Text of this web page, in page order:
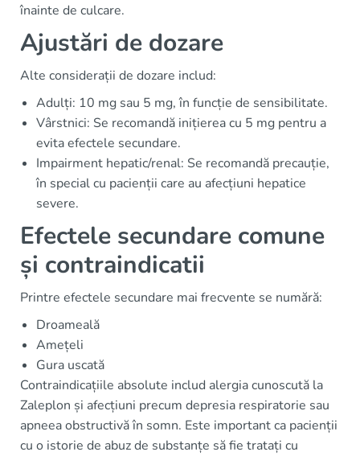
înainte de culcare.
Ajustări de dozare
Alte considerații de dozare includ:
Adulți: 10 mg sau 5 mg, în funcție de sensibilitate.
Vârstnici: Se recomandă inițierea cu 5 mg pentru a
evita efectele secundare.
Impairment hepatic/renal: Se recomandă precauție,
în special cu pacienții care au afecțiuni hepatice
severe.
Efectele secundare comune
și contraindicatii
Printre efectele secundare mai frecvente se numără:
Droameală
Amețeli
Gura uscată
Contraindicațiile absolute includ alergia cunoscută la
Zaleplon și afecțiuni precum depresia respiratorie sau
apneea obstructivă în somn. Este important ca pacienții
cu o istorie de abuz de substanțe să fie tratați cu